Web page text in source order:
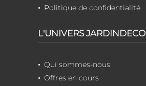
Politique de confidentialité
L'UNIVERS JARDINDECO
Qui sommes-nous
Offres en cours